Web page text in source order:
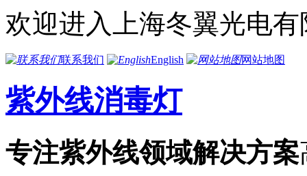
欢迎进入上海冬翼光电
联系我们 English 网站地图
紫外线消毒灯
专注紫外线领域解决方案